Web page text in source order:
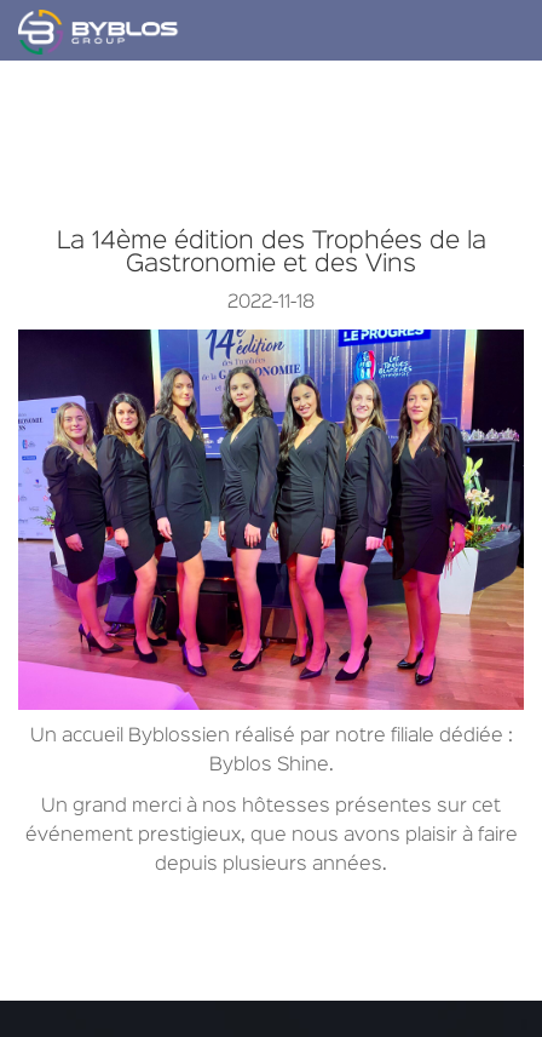
La 14ème édition des Trophées de la
Gastronomie et des Vins
2022-11-18
Un accueil Byblossien réalisé par notre filiale dédiée :
Byblos Shine.
Un grand merci à nos hôtesses présentes sur cet
événement prestigieux, que nous avons plaisir à faire
depuis plusieurs années.